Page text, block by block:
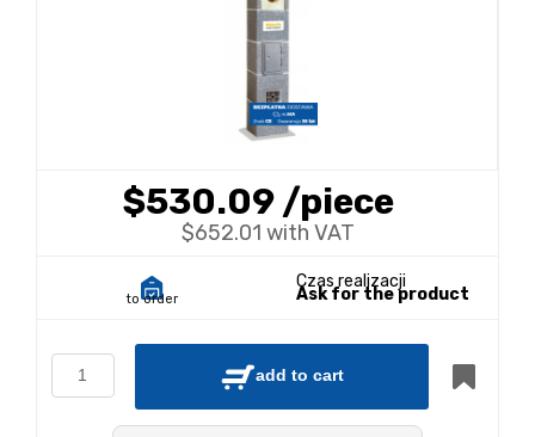
$530.09/piece
$652.01 with VAT
to order
Czas realizacji
Ask for the product
add to cart